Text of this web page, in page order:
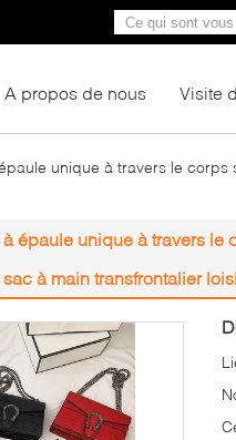
A propos de nous Visite
unique à travers le
épaule unique à travers
à main transfrontalier